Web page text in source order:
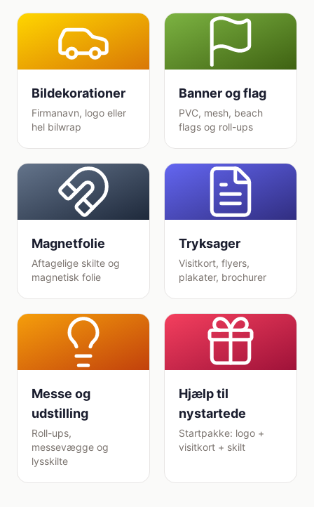
Bildekorationer
Firmanavn, logo eller
hel bilwrap
Banner og flag
PVC, mesh, beach
flags og roll-ups
Magnetfolie
Aftagelige skilte og
magnetisk folie
Tryksager
Visitkort, flyers,
plakater, brochurer
Messe og
udstilling
Roll-ups,
messevægge og
lysskilte
Hjælp til
nystartede
Startpakke: logo +
visitkort + skilt